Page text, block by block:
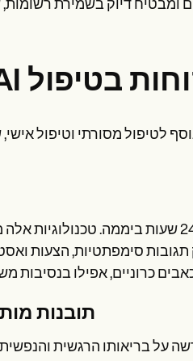
לטיפול מסורתי וטיפול
תגובות סימפתטיות, הצעות
תובנות
על בריאותו הרגשית